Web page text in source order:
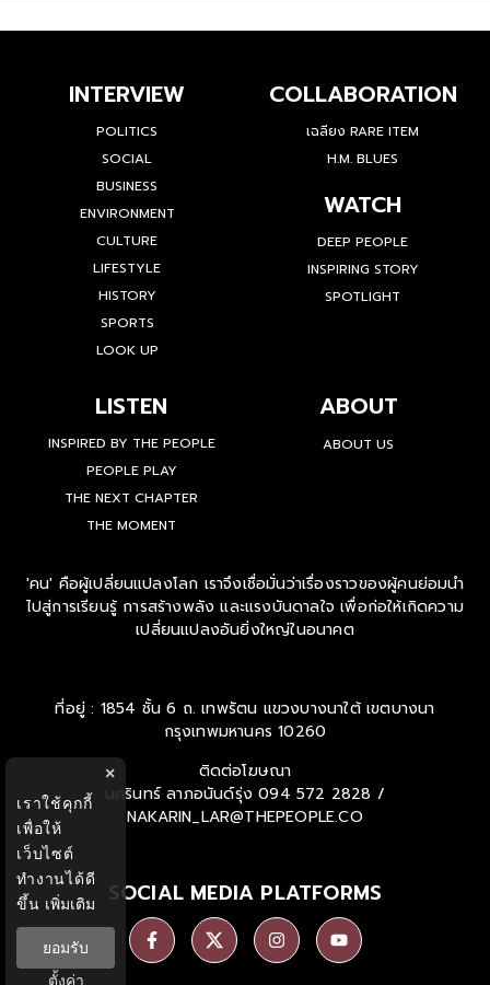
INTERVIEW
POLITICS
SOCIAL
BUSINESS
ENVIRONMENT
CULTURE
LIFESTYLE
HISTORY
SPORTS
LOOK UP
COLLABORATION
เฉลียง RARE ITEM
H.M. BLUES
WATCH
DEEP PEOPLE
INSPIRING STORY
SPOTLIGHT
LISTEN
INSPIRED BY THE PEOPLE
PEOPLE PLAY
THE NEXT CHAPTER
THE MOMENT
ABOUT
ABOUT US
'คน' คือผู้เปลี่ยนแปลงโลก เราจึงเชื่อมั่นว่าเรื่องราวของผู้คนย่อมนำ
ไปสู่การเรียนรู้ การสร้างพลัง และแรงบันดาลใจ เพื่อก่อให้เกิดความ
เปลี่ยนแปลงอันยิ่งใหญ่ในอนาคต
ที่อยู่ : 1854 ชั้น 6 ถ. เทพรัตน แขวงบางนาใต้ เขตบางนา
กรุงเทพมหานคร 10260
ติดต่อโฆษณา
นครินทร์ ลาภอนันด์รุ่ง 094 572 2828 /
NAKARIN_LAR@THEPEOPLE.CO
SOCIAL MEDIA PLATFORMS
×
เราใช้คุกกี้
เพื่อให้
เว็บไซต์
ทำงานได้ดี
ขึ้น เพิ่มเติม
ยอมรับ
ตั้งค่า